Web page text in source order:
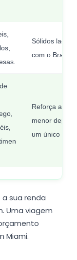
Sólidos laços
com o Brasil.
Reforça a
menor
um único
sua renda
Uma viagem
Miami.